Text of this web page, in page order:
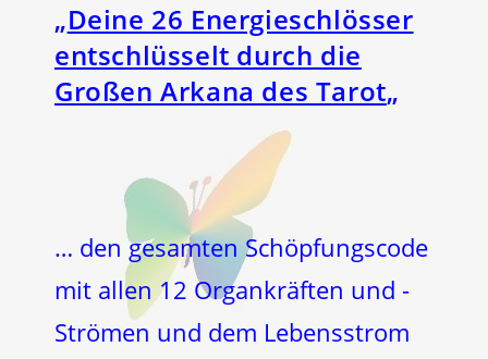
„Deine 26 Energieschlösser
entschlüsselt durch die
Großen Arkana des Tarot„
… den gesamten Schöpfungscode
mit allen 12 Organkräften und -
Strömen und dem Lebensstrom